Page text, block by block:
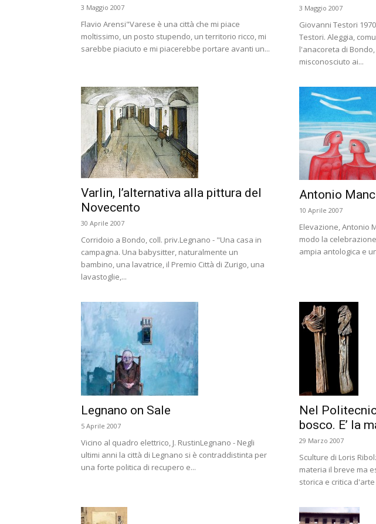
3 Maggio 2007
Flavio Arensi"Varese è una città che mi piace
moltissimo, un posto stupendo, un territorio ricco, mi
sarebbe piaciuto e mi piacerebbe portare avanti un...
3 Maggio 2007
Giovanni Testori
Testori. Aleggia,
l'anacoreta di
misconosciuto ai...
Varlin, l’alternativa alla pittura del
Novecento
30 Aprile 2007
Corridoio a Bondo, coll. priv.Legnano - "Una casa in
campagna. Una babysitter, naturalmente un
bambino, una lavatrice, il Premio Città di Zurigo, una
lavastoglie,...
Antonio
10 Aprile 2007
Elevazione, Antonio
modo la
ampia antologica e
Legnano on Sale
5 Aprile 2007
Vicino al quadro elettrico, J. RustinLegnano - Negli
ultimi anni la città di Legnano si è contraddistinta per
una forte politica di recupero e...
Nel
bosco. E’ la
29 Marzo 2007
Sculture di Loris
materia il breve ma
storica e critica